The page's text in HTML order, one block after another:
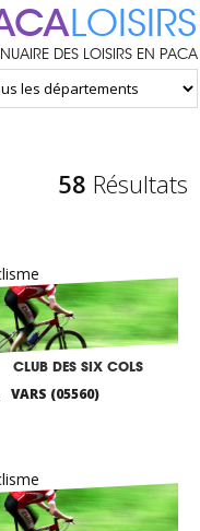
LOISIRS
DES LOISIRS EN PACA
58 Résultats
CLUB DES SIX COLS
VARS (05560)